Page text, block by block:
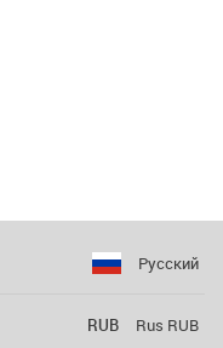
Русский
RUB Rus RUB